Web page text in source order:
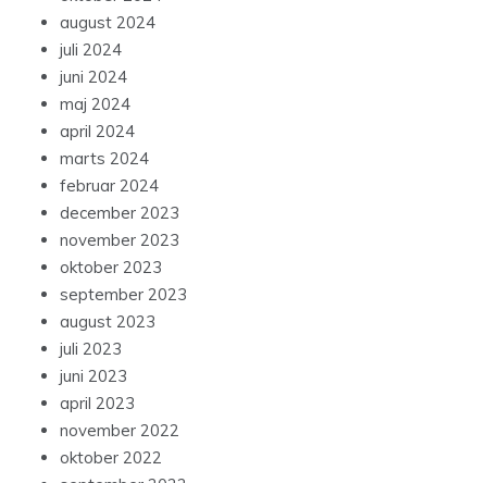
august 2024
juli 2024
juni 2024
maj 2024
april 2024
marts 2024
februar 2024
december 2023
november 2023
oktober 2023
september 2023
august 2023
juli 2023
juni 2023
april 2023
november 2022
oktober 2022